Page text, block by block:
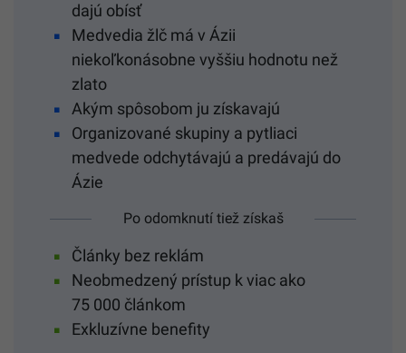
dajú obísť
Medvedia žlč má v Ázii
niekoľkonásobne vyššiu hodnotu než
zlato
Akým spôsobom ju získavajú
Organizované skupiny a pytliaci
medvede odchytávajú a predávajú do
Ázie
Po odomknutí tiež získaš
Články bez reklám
Neobmedzený prístup k viac ako
75 000 článkom
Exkluzívne benefity